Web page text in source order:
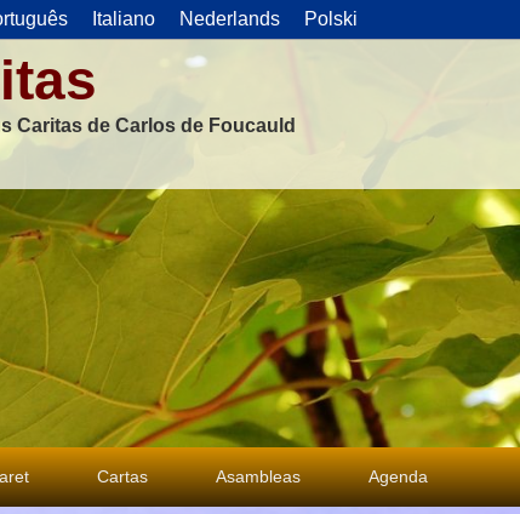
Italiano Nederlands Polski
Caritas de Carlos de Foucauld
Cartas Asambleas Agenda